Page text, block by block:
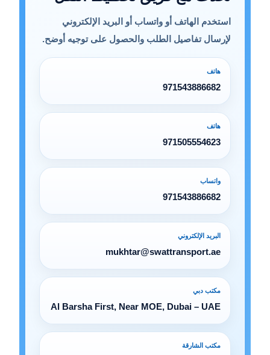
استخدم الهاتف أو واتساب أو البريد الإلكتروني
لإرسال تفاصيل الطلب والحصول على توجيه أوضح.
هاتف
971543886682
هاتف
971505554623
واتساب
971543886682
البريد الإلكتروني
mukhtar@swattransport.ae
مكتب دبي
Al Barsha First, Near MOE, Dubai – UAE
مكتب الشارقة